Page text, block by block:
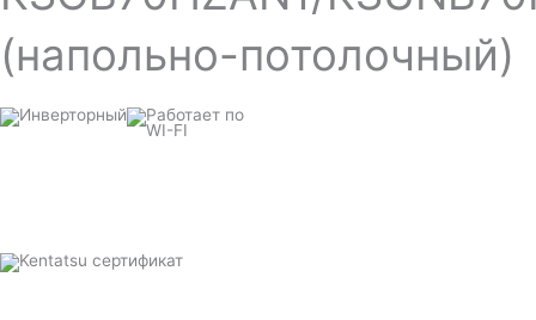
(напольно-потолочный)